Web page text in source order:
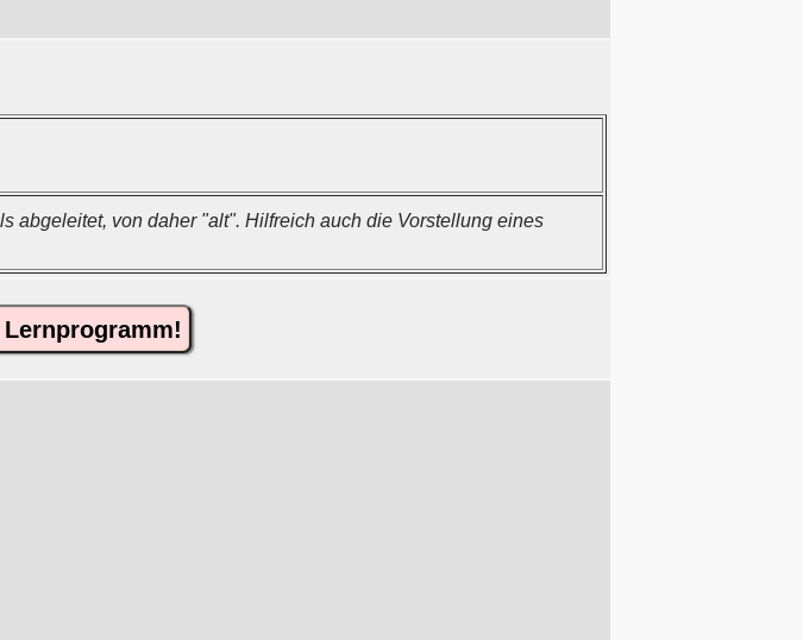
abgeleitet, von daher "alt". Hilfreich auch die Vorstellung eines